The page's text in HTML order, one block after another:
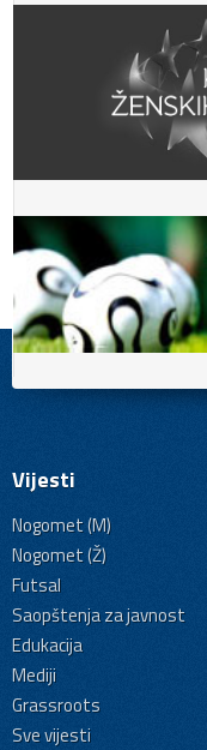
Vijesti
Nogomet (M)
Nogomet (Ž)
Futsal
Saopštenja za javnost
Edukacija
Mediji
Grassroots
Sve vijesti